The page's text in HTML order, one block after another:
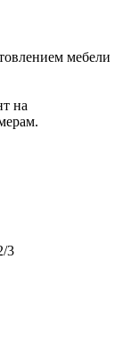
мебели
на
3